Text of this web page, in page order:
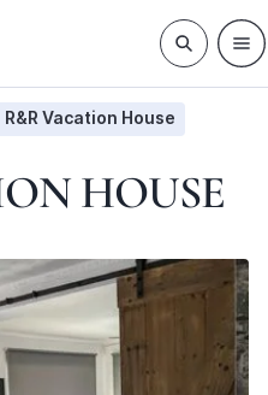
R&R Vacation House
HOUSE